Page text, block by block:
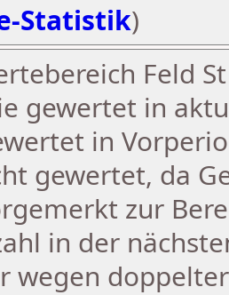
Statistik)
Feld
gewertet in
in
gewertet, da
zur
in der
wegen